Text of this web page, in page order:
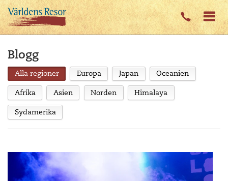
Blogg
Alla regioner Europa Japan Oceanien
Afrika Asien Norden Himalaya
Sydamerika